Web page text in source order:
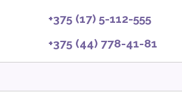
+375 (17) 5-112-555
+375 (44) 778-41-81